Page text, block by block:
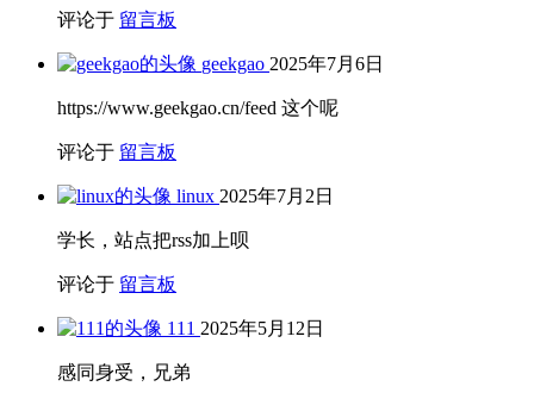
评论于 留言板
geekgao 2025年7月6日
https://www.geekgao.cn/feed 这个呢
评论于 留言板
linux 2025年7月2日
学长，站点把rss加上呗
评论于 留言板
111 2025年5月12日
感同身受，兄弟